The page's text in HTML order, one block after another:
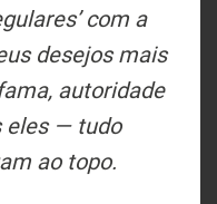
com a
desejos mais
autoridade
eles — tudo
ao topo.